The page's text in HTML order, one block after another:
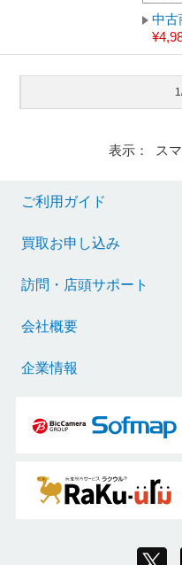
中古
表示： ス
ご利用ガイド
買取お申し込み
訪問・店頭サポート
会社概要
企業情報